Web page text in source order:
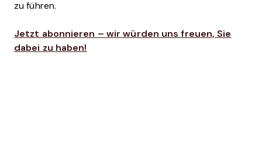
zu führen.
Jetzt abonnieren – wir würden uns freuen, Sie
dabei zu haben!